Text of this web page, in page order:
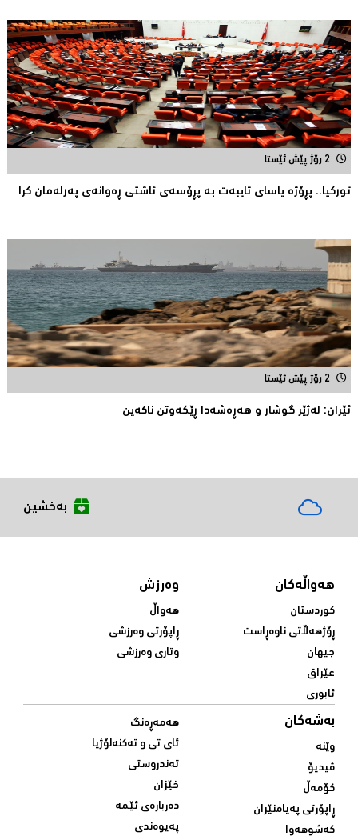
2 رۆژ پێش ئێستا
توركیا.. پڕۆژه‌ یاسای تایبه‌ت به‌ پڕۆسه‌ی ئاشتی ڕه‌وانه‌ی په‌رله‌مان كرا
2 رۆژ پێش ئێستا
ئێران: له‌ژێر گوشار و هەڕەشەدا ڕێکەوتن ناکەین
بەخشین
هەواڵەکان
کوردستان
ڕۆژهەڵاتی ناوەڕاست
جیهان
عێراق
ئابوری
وەرزش
هەواڵ
ڕاپۆرتی وەرزشی
وتاری وەرزشی
بەشەکان
وێنە
ڤیدیۆ
کۆمەڵ
ڕاپۆرتی پەیامنێران
کەشوهەوا
هەمەڕەنگ
ئای تی و تەکنەلۆژیا
تەندروستی
خێزان
دەربارەی ئێمە
پەیوەندی